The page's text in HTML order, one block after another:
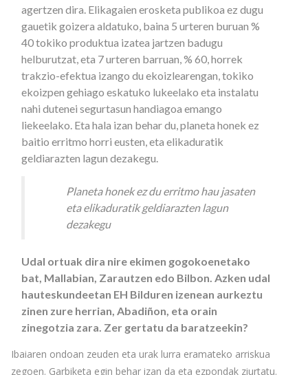
agertzen dira. Elikagaien erosketa publikoa ez dugu
gauetik goizera aldatuko, baina 5 urteren buruan %
40 tokiko produktua izatea jartzen badugu
helburutzat, eta 7 urteren barruan, % 60, horrek
trakzio-efektua izango du ekoizlearengan, tokiko
ekoizpen gehiago eskatuko lukeelako eta instalatu
nahi dutenei segurtasun handiagoa emango
liekeelako. Eta hala izan behar du, planeta honek ez
baitio erritmo horri eusten, eta elikaduratik
geldiarazten lagun dezakegu.
Planeta honek ez du erritmo hau jasaten
eta elikaduratik geldiarazten lagun
dezakegu
Udal ortuak dira nire ekimen gogokoenetako
bat, Mallabian, Zarautzen edo Bilbon. Azken udal
hauteskundeetan EH Bilduren izenean aurkeztu
zinen zure herrian, Abadiñon, eta orain
zinegotzia zara. Zer gertatu da baratzeekin?
Ibaiaren ondoan zeuden eta urak lurra eramateko arriskua
zegoen. Garbiketa egin behar izan da eta ezpondak ziurtatu.